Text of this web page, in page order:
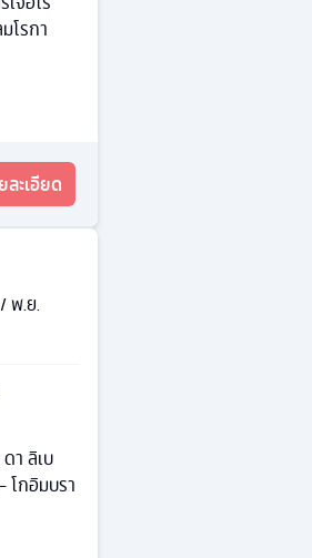
โรกา
ละเอียด
พ.ย.
า ลิเบ
โกอิมบรา